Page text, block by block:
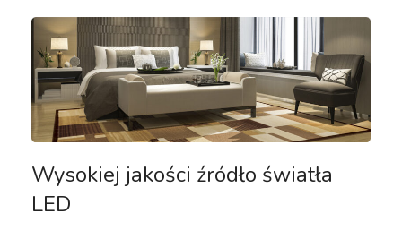
Wysokiej jakości źródło światła
LED